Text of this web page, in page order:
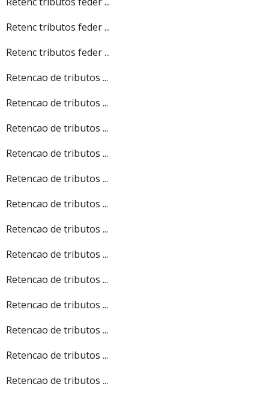
Retenc tributos feder ...
Retenc tributos feder ...
Retencao de tributos ...
Retencao de tributos ...
Retencao de tributos ...
Retencao de tributos ...
Retencao de tributos ...
Retencao de tributos ...
Retencao de tributos ...
Retencao de tributos ...
Retencao de tributos ...
Retencao de tributos ...
Retencao de tributos ...
Retencao de tributos ...
Retencao de tributos ...